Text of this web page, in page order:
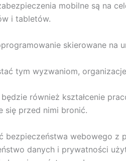
mobilne są na
i tabletów.
skierowane na
tym wyzwaniom,
będzie również kształcenie
się przed nimi bronić.
bezpieczeństwa webowego
danych i prywatności